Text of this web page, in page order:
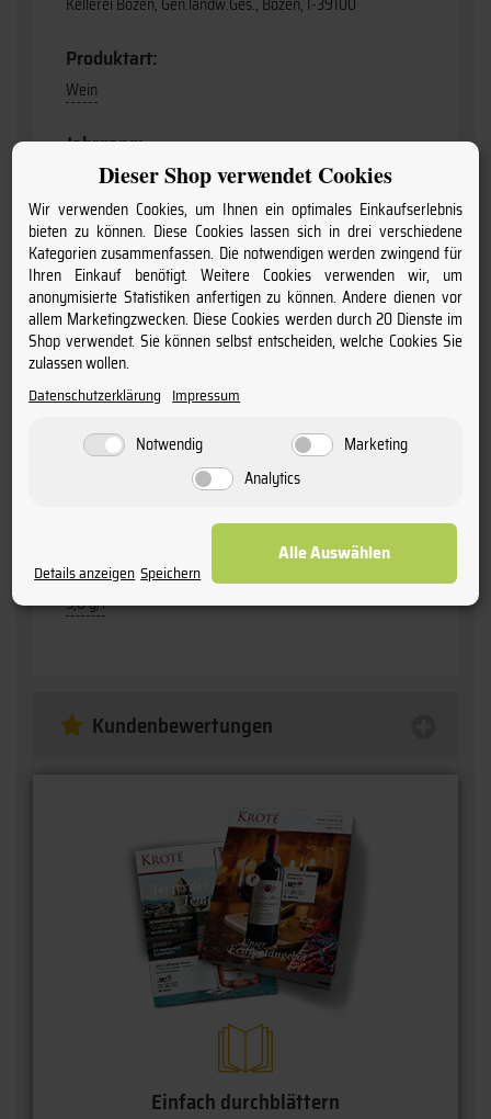
Produktart:
Wein
Jahrgang:
Geschmack:
trocken
Flaschengröße:
0,75
Restzucker:
2,1 g/l
Säure:
5,8 g/l
Kundenbewertungen
Einfach durchblättern
Dieser Shop verwendet Cookies
Wir verwenden Cookies, um Ihnen ein optimales Einkaufserlebnis
bieten zu können. Diese Cookies lassen sich in drei verschiedene
Kategorien zusammenfassen. Die notwendigen werden zwingend für
Ihren Einkauf benötigt. Weitere Cookies verwenden wir, um
anonymisierte Statistiken anfertigen zu können. Andere dienen vor
allem Marketingzwecken. Diese Cookies werden durch 20 Dienste im
Shop verwendet. Sie können selbst entscheiden, welche Cookies Sie
zulassen wollen.
Datenschutzerklärung Impressum
Notwendig
Marketing
Analytics
Details anzeigen Speichern
Alle Auswählen